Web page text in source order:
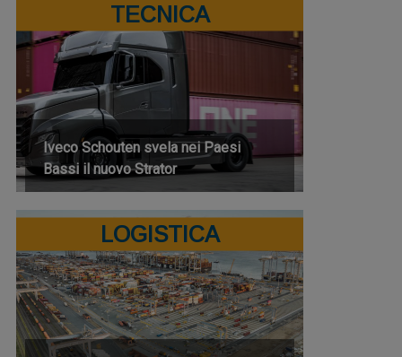
TECNICA
Iveco Schouten svela nei Paesi
Bassi il nuovo Strator
LOGISTICA